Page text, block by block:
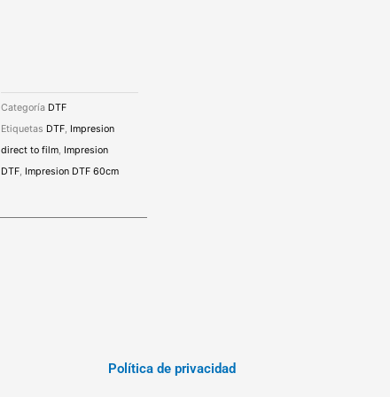
Categoría DTF
Etiquetas DTF, Impresion
direct to film, Impresion
DTF, Impresion DTF 60cm
Política de privacidad